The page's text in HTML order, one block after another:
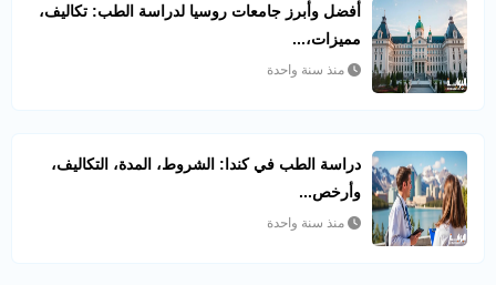
أفضل وأبرز جامعات روسيا لدراسة الطب: تكاليف،
مميزات،...
منذ سنة واحدة
دراسة الطب في كندا: الشروط، المدة، التكاليف،
وأرخص...
منذ سنة واحدة